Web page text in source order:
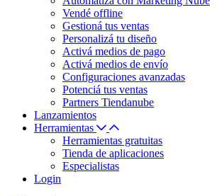
Vendé offline
Gestioná tus ventas
Personalizá tu diseño
Activá medios de pago
Activá medios de envío
Configuraciones avanzadas
Potenciá tus ventas
Partners Tiendanube
Lanzamientos
Herramientas
Herramientas gratuitas
Tienda de aplicaciones
Especialistas
Login